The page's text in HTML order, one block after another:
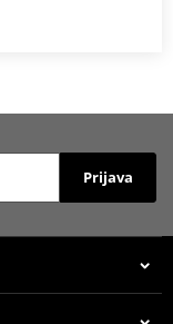
Prijava